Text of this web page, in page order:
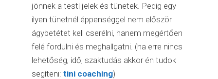
jönnek a testi jelek és tünetek. Pedig egy
ilyen tünetnél éppenséggel nem először
ágybetétet kell cserélni, hanem megértően
felé fordulni és meghallgatni. (ha erre nincs
lehetőség, idő, szaktudás akkor én tudok
segíteni: tini coaching)